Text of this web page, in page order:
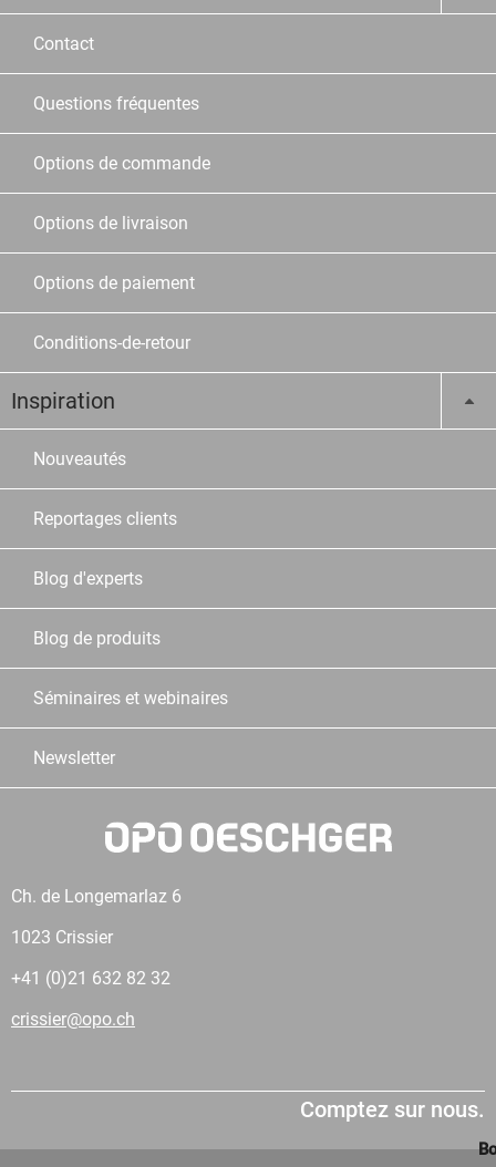
Contact
Questions fréquentes
Options de commande
Options de livraison
Options de paiement
Conditions-de-retour
Inspiration
Nouveautés
Reportages clients
Blog d'experts
Blog de produits
Séminaires et webinaires
Newsletter
Ch. de Longemarlaz 6
1023 Crissier
+41 (0)21 632 82 32
crissier@opo.ch
Comptez sur nous.